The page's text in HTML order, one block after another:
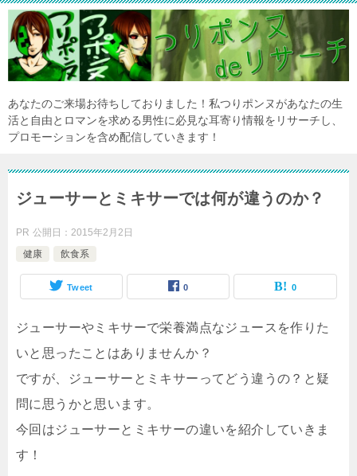
あなたのご来場お待ちしておりました！私つりポンヌがあなたの生
活と自由とロマンを求める男性に必見な耳寄り情報をリサーチし、
プロモーションを含め配信していきます！
ジューサーとミキサーでは何が違うのか？
PR 公開日：2015年2月2日
健康
飲食系
Tweet 0 0
ジューサーやミキサーで栄養満点なジュースを作りた
いと思ったことはありませんか？
ですが、ジューサーとミキサーってどう違うの？と疑
問に思うかと思います。
今回はジューサーとミキサーの違いを紹介していきま
す！